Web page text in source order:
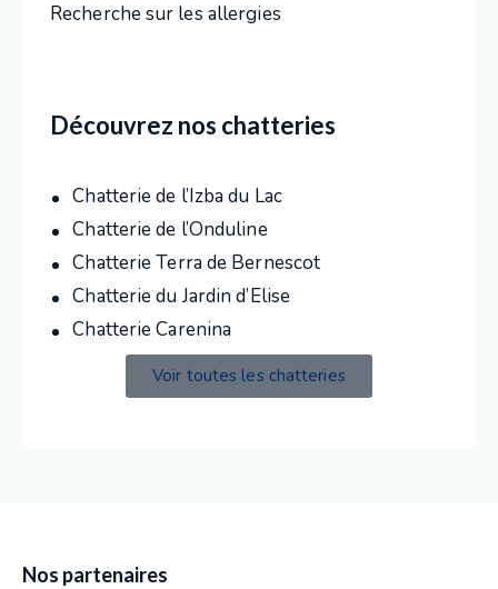
Recherche sur les allergies
Découvrez nos chatteries
Chatterie de l’Izba du Lac
Chatterie de l’Onduline
Chatterie Terra de Bernescot
Chatterie du Jardin d’Elise
Chatterie Carenina
Voir toutes les chatteries
Nos partenaires